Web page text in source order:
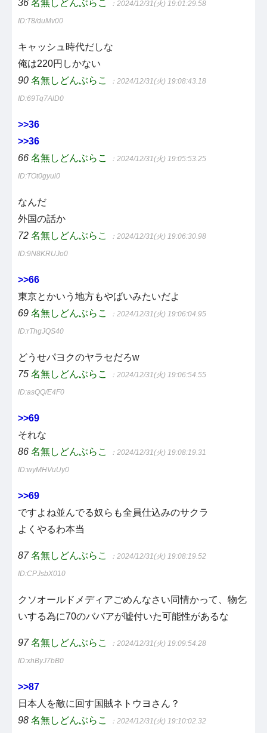
36 名無しどんぶらこ ：2024/12/31(火) 19:01:29.58
ID:T8/duMv00
キャッシュ時代だしな
俺は220円しかない
90 名無しどんぶらこ ：2024/12/31(火) 19:08:43.18
ID:69Tq7AlD0
>>36
>>36
66 名無しどんぶらこ ：2024/12/31(火) 19:05:53.25
ID:TOt0gyui0
なんだ
外国の話か
72 名無しどんぶらこ ：2024/12/31(火) 19:06:30.98
ID:9N8KRUJo0
>>66
東京とかいう地方もやばいみたいだよ
69 名無しどんぶらこ ：2024/12/31(火) 19:06:04.95
ID:rThgJQS40
どうせパヨクのヤラセだろw
75 名無しどんぶらこ ：2024/12/31(火) 19:06:54.55
ID:asQQ/E4F0
>>69
それな
86 名無しどんぶらこ ：2024/12/31(火) 19:08:19.31
ID:wyMHVuUy0
>>69
ですよね並んでる奴らも全員仕込みのサクラ
よくやるわ本当
87 名無しどんぶらこ ：2024/12/31(火) 19:08:19.52
ID:CPJsbX010
クソオールドメディアごめんなさい同情かって、物乞
いする為に70のババアが嘘付いた可能性があるな
97 名無しどんぶらこ ：2024/12/31(火) 19:09:54.28
ID:xhByJ7bB0
>>87
日本人を敵に回す国賊ネトウヨさん？
98 名無しどんぶらこ ：2024/12/31(火) 19:10:02.32